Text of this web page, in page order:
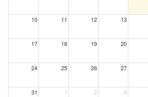
10 11 12 13
17 18 19 20
24 25 26 27
31 1 2 3